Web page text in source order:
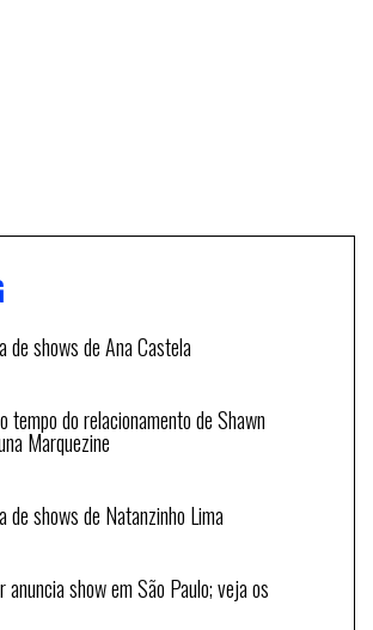
de shows de Ana Castela
tempo do relacionamento de Shawn
Marquezine
de shows de Natanzinho Lima
anuncia show em São Paulo; veja os